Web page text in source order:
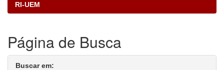
RI-UEM
Página de Busca
Buscar em: